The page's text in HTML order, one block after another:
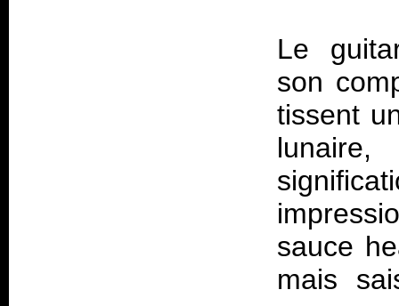
Le
son
tissent
sauce
mais